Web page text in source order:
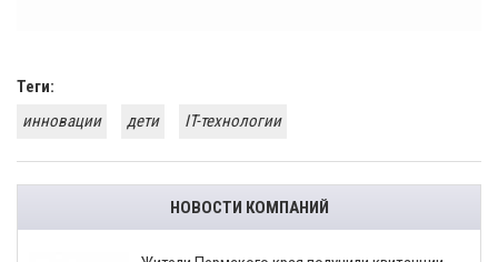
Теги:
инновации
дети IT-технологии
НОВОСТИ КОМПАНИЙ